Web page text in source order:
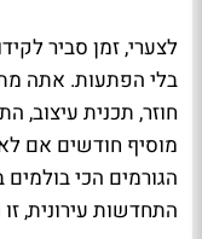
לצערי, זמן סביר
בלי הפתעות. אתה
חוזר, תכנית עיצוב,
מוסיף חודשים אם
הגורמים הכי
התחדשות עירונית,